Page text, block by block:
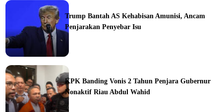
Trump Bantah AS Kehabisan Amunisi, Ancam
Penjarakan Penyebar Isu
KPK Banding Vonis 2 Tahun Penjara Gubernur
Nonaktif Riau Abdul Wahid